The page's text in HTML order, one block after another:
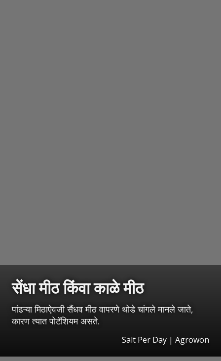
सेंधा मीठ किंवा काळे मीठ
पांढऱ्या मिठाऐवजी सैंधव मीठ वापरणे थोडे चांगले मानले जाते,
कारण त्यात पोटॅशियम असते.
Salt Per Day | Agrowon